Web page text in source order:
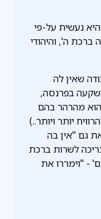
נעשית על-פי
ה', והיהודי
שאין לה
בפרנסה,
מהרהר בהם
יותר ויותר..)
גם "אין בה
לשרות ברכת
- "וימררו את